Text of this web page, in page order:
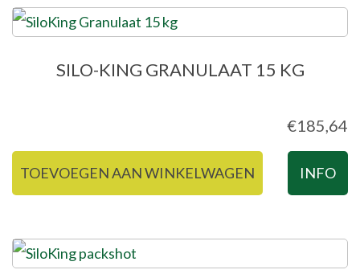
SILO-KING GRANULAAT 15 KG
€185,64
TOEVOEGEN AAN WINKELWAGEN INFO